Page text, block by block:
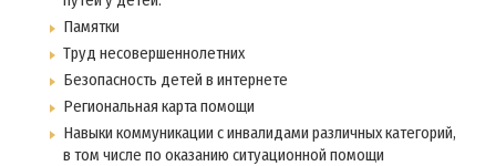
Памятки
Труд несовершеннолетних
Безопасность детей в интернете
Региональная карта помощи
Навыки коммуникации с инвалидами различных категорий,
в том числе по оказанию ситуационной помощи